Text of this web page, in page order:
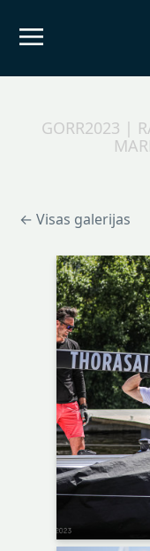
GORR2023 |
← Visas galerijas